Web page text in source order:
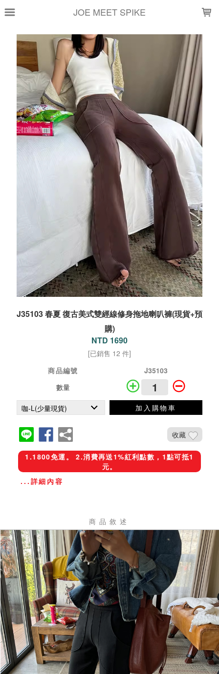
JOE MEET SPIKE
J35103 春夏 復古美式雙經線修身拖地喇叭褲(現貨+預
購)
NTD 1690
[已銷售 12 件]
商品編號
J35103
數量
加入購物車
收藏
1.1800免運。 2.消費再送1%紅利點數，1點可抵1
元。
...詳細內容
商品敘述